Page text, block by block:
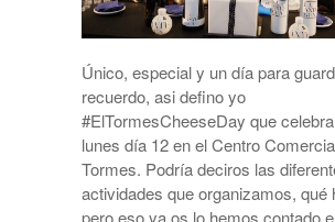
Único, especial y un día para
recuerdo, asi defino yo
#ElTormesCheeseDay que
lunes día 12 en el Centro
Tormes. Podría deciros las
actividades que organizamos, qué
pero eso ya os lo hemos contado